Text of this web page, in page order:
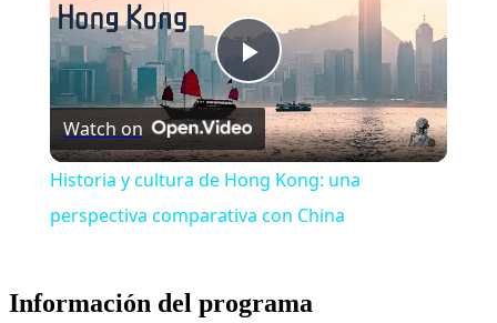
Play
Video
Watch on
Historia y cultura de Hong Kong: una
perspectiva comparativa con China
Información del programa